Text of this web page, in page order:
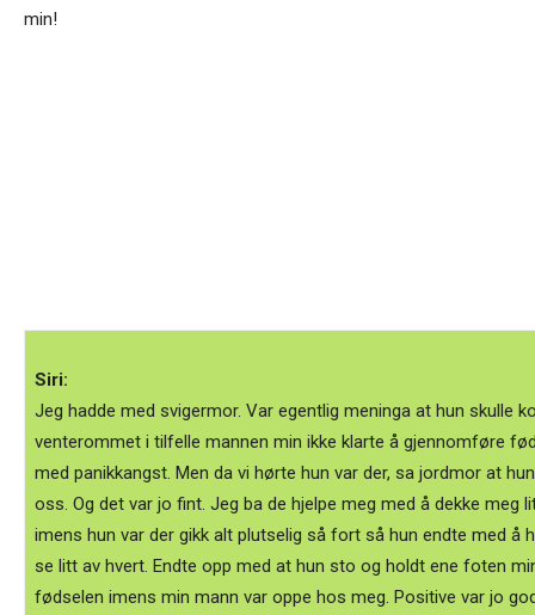
min!
Siri:
Jeg hadde med svigermor. Var egentlig meninga at hun skulle
venterommet i tilfelle mannen min ikke klarte å gjennomføre
med panikkangst. Men da vi hørte hun var der, sa jordmor at
oss. Og det var jo fint. Jeg ba de hjelpe meg med å dekke meg
imens hun var der gikk alt plutselig så fort så hun endte med å
se litt av hvert. Endte opp med at hun sto og holdt ene foten
fødselen imens min mann var oppe hos meg. Positive var jo